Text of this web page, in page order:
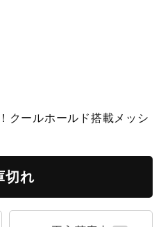
クールホールド搭載メッシ
切れ